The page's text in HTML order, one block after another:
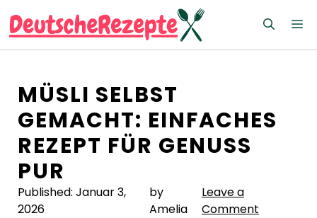
Inhalt
springen
MÜSLI SELBST
GEMACHT: EINFACHES
REZEPT FÜR GENUSS
PUR
Published: Januar 3,
2026
by
Amelia
Leave a
Comment